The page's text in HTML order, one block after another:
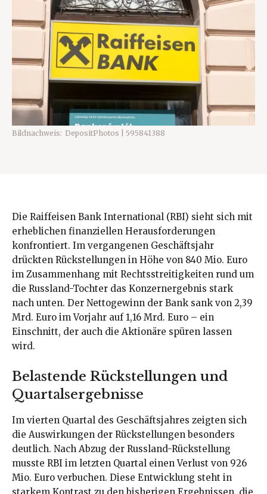
Bildnachweis: DepositPhotos | 595841388
Die Raiffeisen Bank International (RBI) sieht sich mit
erheblichen finanziellen Herausforderungen
konfrontiert. Im vergangenen Geschäftsjahr
drückten Rückstellungen in Höhe von 840 Mio. Euro
im Zusammenhang mit Rechtsstreitigkeiten rund um
die Russland-Tochter das Konzernergebnis stark
nach unten. Der Nettogewinn der Bank sank von 2,39
Mrd. Euro im Vorjahr auf 1,16 Mrd. Euro – ein
Einschnitt, der auch die Aktionäre spüren lassen
wird.
Belastende Rückstellungen und
Quartalsergebnisse
Im vierten Quartal des Geschäftsjahres zeigten sich
die Auswirkungen der Rückstellungen besonders
deutlich. Nach Abzug der Russland-Rückstellung
musste RBI im letzten Quartal einen Verlust von 926
Mio. Euro verbuchen. Diese Entwicklung steht in